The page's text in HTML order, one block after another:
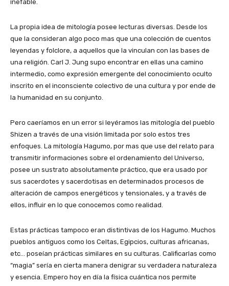
inefable.
La propia idea de mitología posee lecturas diversas. Desde los
que la consideran algo poco mas que una colección de cuentos
leyendas y folclore, a aquellos que la vinculan con las bases de
una religión. Carl J. Jung supo encontrar en ellas una camino
intermedio, como expresión emergente del conocimiento oculto
inscrito en el inconsciente colectivo de una cultura y por ende de
la humanidad en su conjunto.
Pero caeríamos en un error si leyéramos las mitología del pueblo
Shizen a través de una visión limitada por solo estos tres
enfoques. La mitología Hagumo, por mas que use del relato para
transmitir informaciones sobre el ordenamiento del Universo,
posee un sustrato absolutamente práctico, que era usado por
sus sacerdotes y sacerdotisas en determinados procesos de
alteración de campos energéticos y tensionales, y a través de
ellos, influir en lo que conocemos como realidad.
Estas prácticas tampoco eran distintivas de los Hagumo. Muchos
pueblos antiguos como los Celtas, Egipcios, culturas africanas,
etc… poseían prácticas similares en su culturas. Calificarlas como
“magia” sería en cierta manera denigrar su verdadera naturaleza
y esencia. Empero hoy en día la física cuántica nos permite